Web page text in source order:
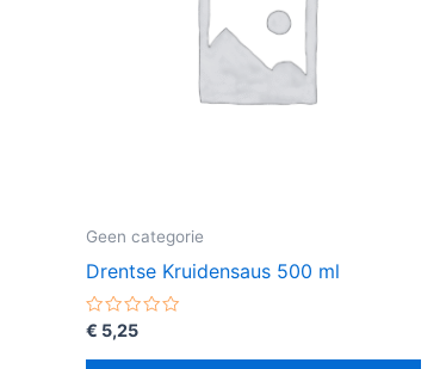
Geen categorie
Drentse Kruidensaus 500 ml
Gewaardeerd
uit
€ 5,25